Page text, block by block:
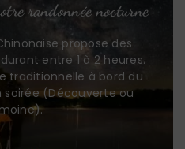
randonnée nocturne
propose des
entre 1 à 2 heures.
traditionnelle à bord du
(Découverte ou